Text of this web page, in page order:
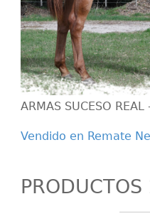
ARMAS SUCESO REAL
Vendido en Remate